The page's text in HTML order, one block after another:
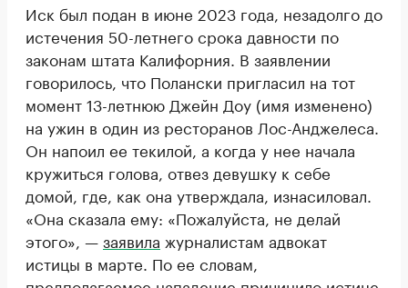
Иск был подан в июне 2023 года, незадолго до
истечения 50-летнего срока давности по
законам штата Калифорния. В заявлении
говорилось, что Полански пригласил на тот
момент 13-летнюю Джейн Доу (имя изменено)
на ужин в один из ресторанов Лос-Анджелеса.
Он напоил ее текилой, а когда у нее начала
кружиться голова, отвез девушку к себе
домой, где, как она утверждала, изнасиловал.
«Она сказала ему: «Пожалуйста, не делай
этого», —заявила журналистам адвокат
истицы в марте. По ее словам,